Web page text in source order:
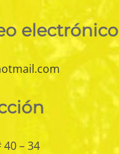
electrónico
– 34